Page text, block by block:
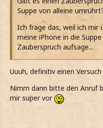
Suppe von alleine
Ich frage das, weil ich mir
meine iPhone in die
Zauberspruch aufsage...
Uuuh, definitiv einen
Nimm dann bitte den Anruf
mir super vor